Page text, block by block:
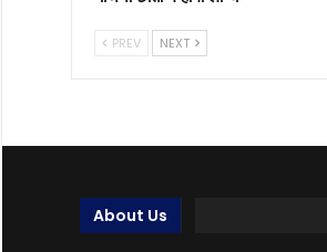
PREV NEXT
About Us